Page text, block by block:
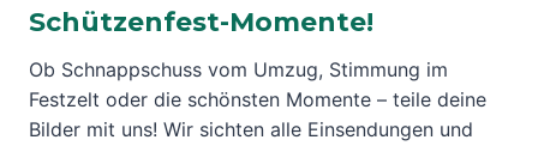
Schützenfest-Momente!
Ob Schnappschuss vom Umzug, Stimmung im
Festzelt oder die schönsten Momente – teile deine
Bilder mit uns! Wir sichten alle Einsendungen und